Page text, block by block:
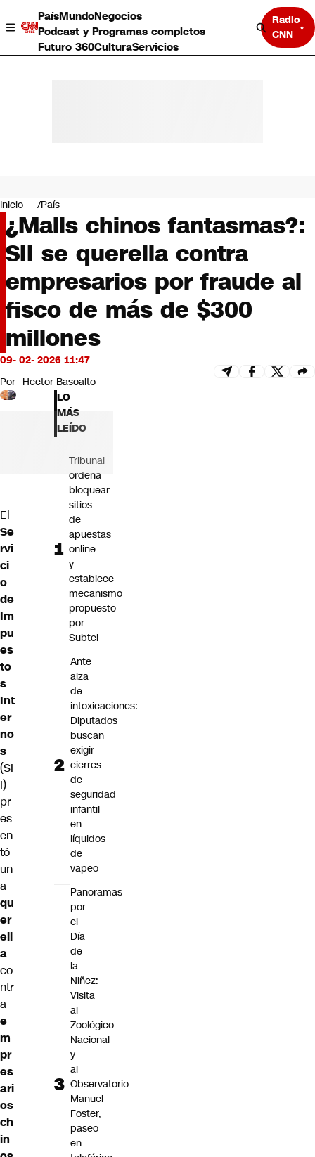
PaísMundoNegocios
Podcast y Programas completos
Futuro 360CulturaServicios
Radio
CNN
Negocios
Deportes
Programas completos
Cultura
Servicios
Bits
CNN Data
CNN tiempo
Futuro 360
Opinión
Inicio País
¿Malls chinos fantasmas?:
SII se querella contra
empresarios por fraude al
fisco de más de $300
millones
09- 02- 2026 11:47
Por Hector Basoalto
El
Se
rvi
ci
o
de
Im
pu
es
to
s
Int
er
no
s
(SI
I)
pr
es
en
tó
un
a
qu
er
ell
a
co
ntr
a
e
m
pr
es
ari
os
ch
in
LO
MÁS
LEÍDO
Tribunal
ordena
bloquear
sitios
de
apuestas
online
y
establece
mecanismo
propuesto
por
Subtel
Ante
alza
de
intoxicaciones:
Diputados
buscan
exigir
cierres
de
seguridad
infantil
en
líquidos
de
vapeo
Panoramas
por
el
Día
de
la
Niñez:
Visita
al
Zoológico
Nacional
y
al
Observatorio
Manuel
Foster,
paseo
en